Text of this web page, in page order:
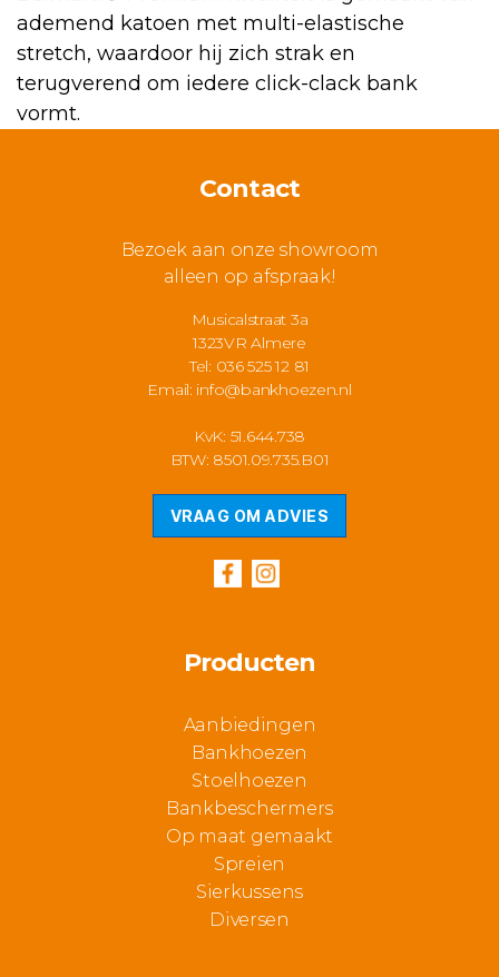
Contact
Bezoek aan onze showroom
alleen op afspraak!
Musicalstraat 3a
1323VR Almere
Tel: 036 525 12 81
Email: info@bankhoezen.nl
KvK: 51.644.738
BTW: 8501.09.735.B01
VRAAG OM ADVIES
Producten
Aanbiedingen
Bankhoezen
Stoelhoezen
Bankbeschermers
Op maat gemaakt
Spreien
Sierkussens
Diversen